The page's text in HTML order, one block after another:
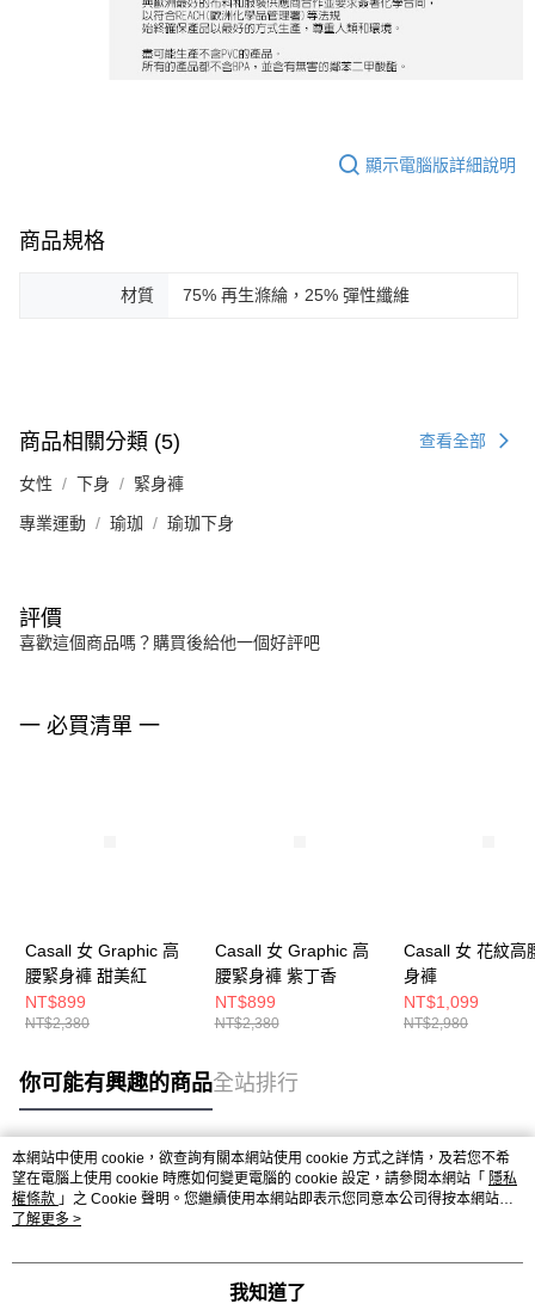
顯示電腦版詳細說明
商品規格
材質 75% 再生滌綸，25% 彈性纖維
商品相關分類 (5) 查看全部
女性 下身 緊身褲
專業運動 瑜珈 瑜珈下身
評價
喜歡這個商品嗎？購買後給他一個好評吧
一 必買清單 一
Casall 女 Graphic 高
腰緊身褲 甜美紅
NT$899
NT$2,380
Casall 女 Graphic 高
腰緊身褲 紫丁香
NT$899
NT$2,380
Casall 女 花紋高
身褲
NT$1,099
NT$2,980
你可能有興趣的商品全站排行
熱門標籤
本網站中使用 cookie，欲查詢有關本網站使用 cookie 方式之詳情，及若您不希
望在電腦上使用 cookie 時應如何變更電腦的 cookie 設定，請參閱本網站「 隱私
權條款 」之 Cookie 聲明。您繼續使用本網站即表示您同意本公司得按本網站使
用條款之 Cookie 聲明使用 cookie。
了解更多 >
我知道了